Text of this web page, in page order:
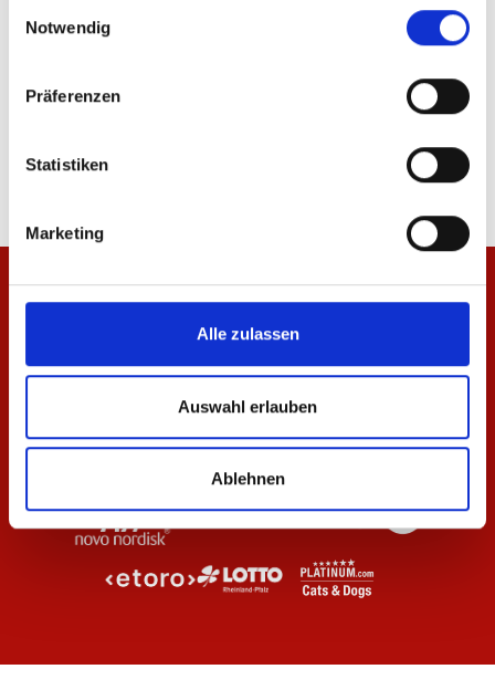
Notwendig
Präferenzen
Statistiken
Marketing
Alle zulassen
Auswahl erlauben
Ablehnen
T-Shirt Essentials Anthrazit Damen T-Shirt Essentials